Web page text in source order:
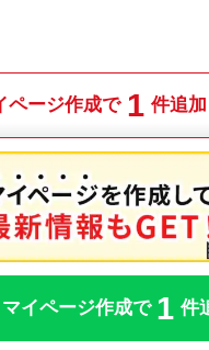
ページ作成で 1 件追加
マイページ作成で 1 件